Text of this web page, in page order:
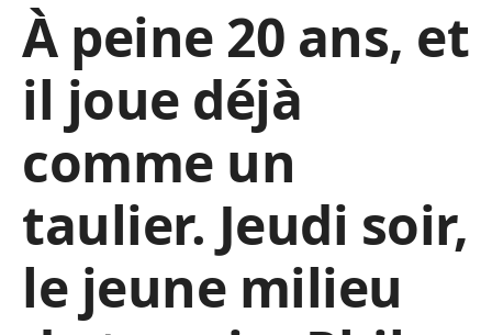
À peine 20 ans, et
il joue déjà
comme un
taulier. Jeudi soir,
le jeune milieu